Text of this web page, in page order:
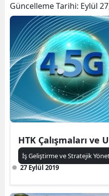
Güncelleme Tarihi: Eylül
HTK Çalışmaları ve
İş Geliştirme ve Stratejik
27 Eylül 2019